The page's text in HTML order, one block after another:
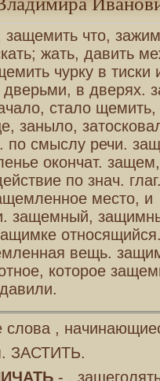
что,
жать, давить
чурку в тиски
в дверях.
стало
заныло,
по смыслу речи.
окончат.
по знач.
место, и
защемный,
вещь.
которое
слова ,
ЗАСТИТЬ.
- ,